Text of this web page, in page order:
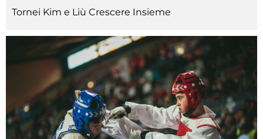
Tesseramento
Formazione
Amministrazione
Salute
Rivista Olympic Dream
Tornei Kim e Liù Crescere Insieme